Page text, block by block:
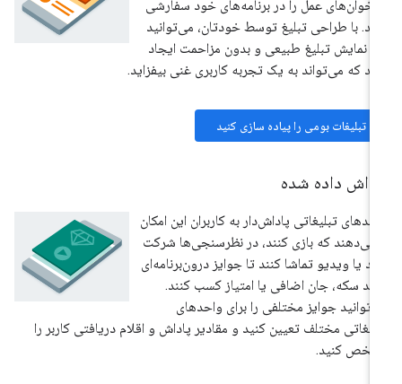
عمل را در برنامه‌های خود سفارشی
با طراحی تبلیغ توسط خودتان، می‌توانید
نمایش تبلیغ طبیعی و بدون مزاحمت ایجاد
که می‌تواند به یک تجربه کاربری غنی بیفزاید.
تبلیغات بومی را پیاده سازی کنید
داده شده
تبلیغاتی پاداش‌دار به کاربران این امکان
می‌دهند که بازی کنند، در نظرسنجی‌ها شرکت
یا ویدیو تماشا کنند تا جوایز درون‌برنامه‌ای
سکه، جان اضافی یا امتیاز کسب کنند.
جوایز مختلفی را برای واحدهای
مختلف تعیین کنید و مقادیر پاداش و اقلام دریافتی کاربر را
کنید.